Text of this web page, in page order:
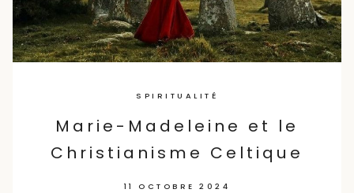
SPIRITUALITÉ
Marie-Madeleine et le
Christianisme Celtique
11 OCTOBRE 2024